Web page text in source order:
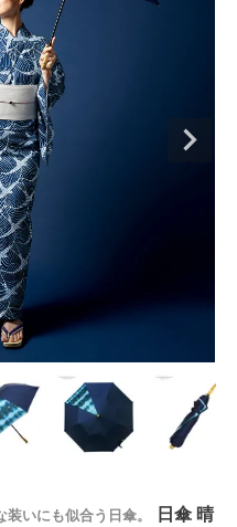
いにも似合う日傘。
日傘 晴